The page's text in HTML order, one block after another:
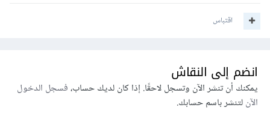
اقتباس
انضم إلى النقاش
يمكنك أن تنشر الآن وتسجل لاحقًا. إذا كان لديك حساب،فسجل الدخول
الآنلتنشر باسم حسابك.